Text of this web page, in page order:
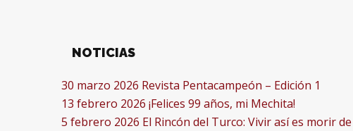
NOTICIAS
30 marzo 2026 Revista Pentacampeón – Edición 1
13 febrero 2026 ¡Felices 99 años, mi Mechita!
5 febrero 2026 El Rincón del Turco: Vivir así es morir